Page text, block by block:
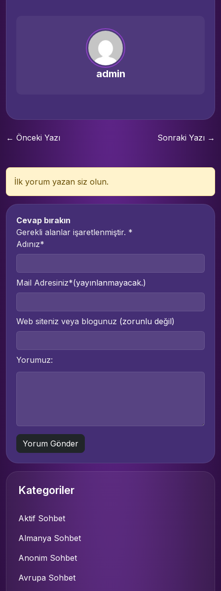
admin
← Önceki Yazı Sonraki Yazı →
İlk yorum yazan siz olun.
Cevap bırakın
Gerekli alanlar işaretlenmiştir. *
Adınız*
Mail Adresiniz*(yayınlanmayacak.)
Web siteniz veya blogunuz (zorunlu değil)
Yorumuz:
Kategoriler
Aktif Sohbet
Almanya Sohbet
Anonim Sohbet
Avrupa Sohbet